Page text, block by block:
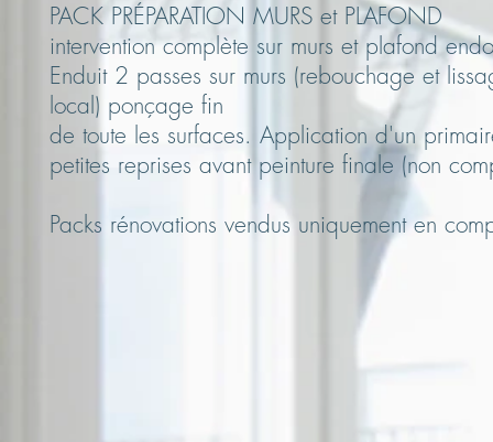
PACK PRÉPARATION MURS et PLAFOND
intervention complète sur murs et plafond
Enduit 2 passes sur murs (rebouchage et
local) ponçage fin
de toute les surfaces. Application d'un
petites reprises avant peinture finale (non
Packs rénovations vendus uniquement en